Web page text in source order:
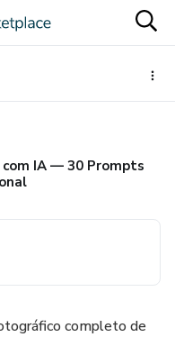
IA — 30 Prompts
completo de